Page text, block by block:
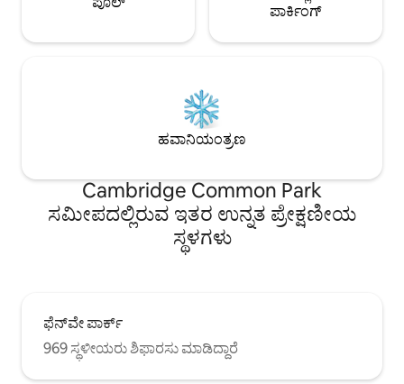
ಪಾರ್ಕಿಂಗ್
ಹವಾನಿಯಂತ್ರಣ
Cambridge Common Park
ಸಮೀಪದಲ್ಲಿರುವ ಇತರ ಉನ್ನತ ಪ್ರೇಕ್ಷಣೀಯ
ಸ್ಥಳಗಳು
ಫೆನ್‌ವೇ ಪಾರ್ಕ್
969 ಸ್ಥಳೀಯರು ಶಿಫಾರಸು ಮಾಡಿದ್ದಾರೆ